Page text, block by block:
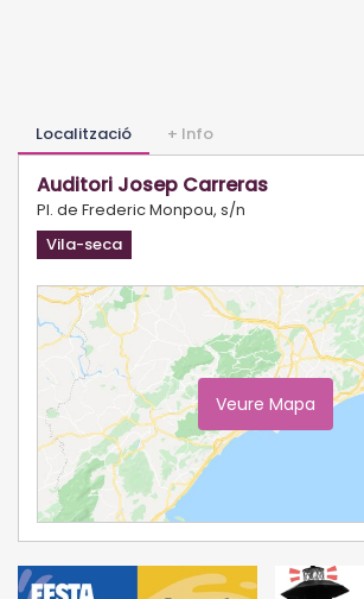
Localització + Info
Auditori Josep Carreras
Pl. de Frederic Monpou, s/n
Vila-seca
Veure Mapa